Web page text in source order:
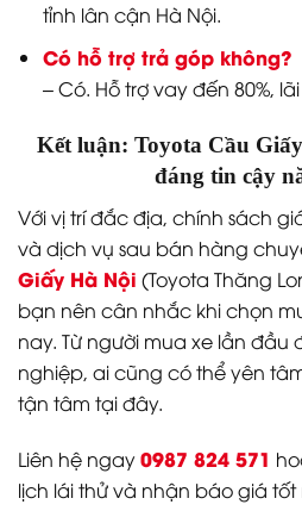
tỉnh lân cận Hà Nội.
Có hỗ trợ trả góp không?
– Có. Hỗ trợ vay đến 80%,
Kết luận: Toyota Cầu
đáng tin cậy
Với vị trí đắc địa, chính sách
và dịch vụ sau bán hàng
Giấy Hà Nội (Toyota Thăng
bạn nên cân nhắc khi chọn
nay. Từ người mua xe lần
nghiệp, ai cũng có thể yên
tận tâm tại đây.
Liên hệ ngay0987 824 571
lịch lái thử và nhận báo giá